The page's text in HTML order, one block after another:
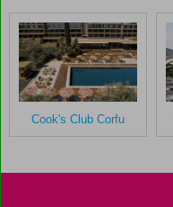
Cook's Club Corfu